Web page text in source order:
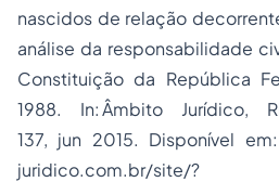
nascidos de relação
análise da responsabilidade
Constituição da República
1988. In: Âmbito Jurídico,
137, jun 2015. Disponível
juridico.com.br/site/?